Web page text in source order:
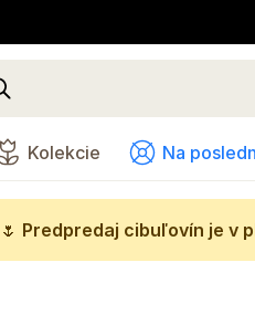
Kolekcie Na
🌷 Predpredaj cibuľovín je v